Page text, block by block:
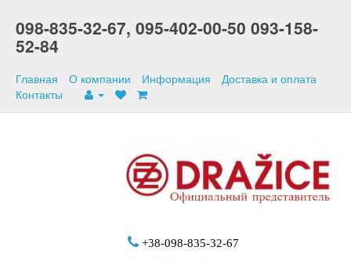
098-835-32-67, 095-402-00-50 093-158-
52-84
Главная О компании Информация
Доставка и оплата
Контакты
+38-098-835-32-67